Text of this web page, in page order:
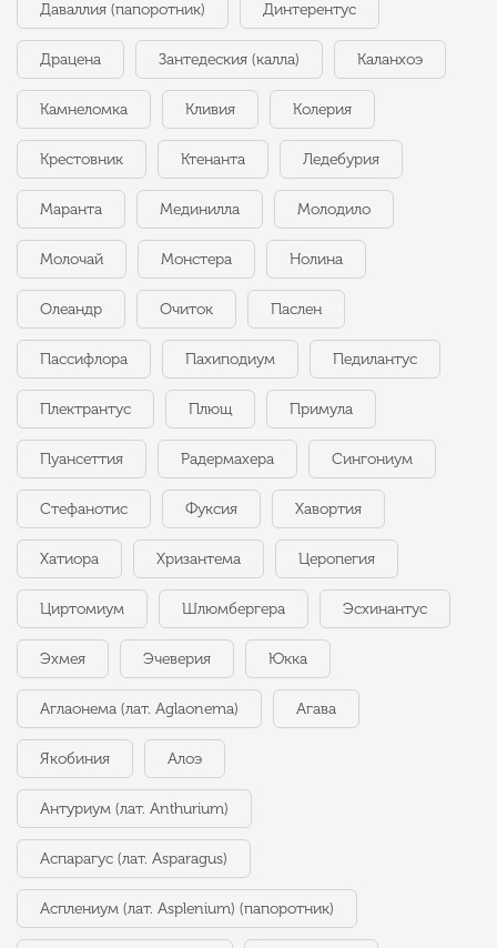
Даваллия (папоротник) Динтерентус
Драцена Зантедеския (калла) Каланхоэ
Камнеломка Кливия Колерия
Крестовник Ктенанта Ледебурия
Маранта Мединилла Молодило
Молочай Монстера Нолина
Олеандр Очиток Паслен
Пассифлора Пахиподиум Педилантус
Плектрантус Плющ Примула
Пуансеттия Радермахера Сингониум
Стефанотис Фуксия Хавортия
Хатиора Хризантема Церопегия
Циртомиум Шлюмбергера Эсхинантус
Эхмея Эчеверия Юкка
Аглаонема (лат. Aglaonema) Агава
Якобиния Алоэ
Антуриум (лат. Anthurium)
Аспарагус (лат. Asparagus)
Асплениум (лат. Asplenium) (папоротник)